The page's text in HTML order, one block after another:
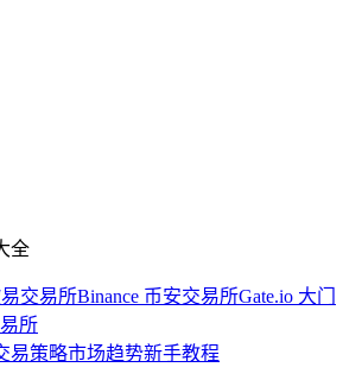
全
交易所Binance 币安交易所Gate.io 大门
所
易策略市场趋势新手教程